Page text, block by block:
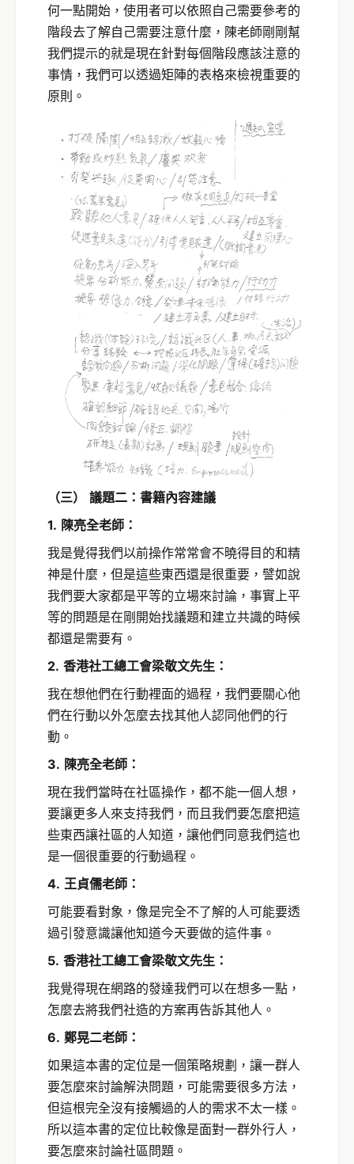
何一點開始，使用者可以依照自己需要參考的
階段去了解自己需要注意什麼，陳老師剛剛幫
我們提示的就是現在針對每個階段應該注意的
事情，我們可以透過矩陣的表格來檢視重要的
原則。
（三）
議題二：書籍內容建議
1. 陳亮全老師：
我是覺得我們以前操作常常會不曉得目的和精
神是什麼，但是這些東西還是很重要，譬如說
我們要大家都是平等的立場來討論，事實上平
等的問題是在剛開始找議題和建立共識的時候
都還是需要有。
2. 香港社工總工會梁敬文先生：
我在想他們在行動裡面的過程，我們要關心他
們在行動以外怎麼去找其他人認同他們的行
動。
3. 陳亮全老師：
現在我們當時在社區操作，都不能一個人想，
要讓更多人來支持我們，而且我們要怎麼把這
些東西讓社區的人知道，讓他們同意我們這也
是一個很重要的行動過程。
4. 王貞儒老師：
可能要看對象，像是完全不了解的人可能要透
過引發意識讓他知道今天要做的這件事。
5. 香港社工總工會梁敬文先生：
我覺得現在網路的發達我們可以在想多一點，
怎麼去將我們社造的方案再告訴其他人。
6. 鄭晃二老師：
如果這本書的定位是一個策略規劃，讓一群人
要怎麼來討論解決問題，可能需要很多方法，
但這根完全沒有接觸過的人的需求不太一樣。
所以這本書的定位比較像是面對一群外行人，
要怎麼來討論社區問題。